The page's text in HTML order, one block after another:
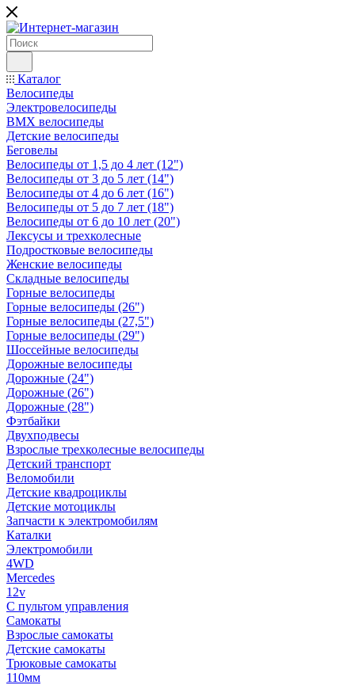
Каталог
Велосипеды
Электровелосипеды
BMX велосипеды
Детские велосипеды
Беговелы
Велосипеды от 1,5 до 4 лет (12")
Велосипеды от 3 до 5 лет (14")
Велосипеды от 4 до 6 лет (16")
Велосипеды от 5 до 7 лет (18")
Велосипеды от 6 до 10 лет (20")
Лексусы и трехколесные
Подростковые велосипеды
Женские велосипеды
Складные велосипеды
Горные велосипеды
Горные велосипеды (26")
Горные велосипеды (27,5")
Горные велосипеды (29")
Шоссейные велосипеды
Дорожные велосипеды
Дорожные (24")
Дорожные (26")
Дорожные (28")
Фэтбайки
Двухподвесы
Взрослые трехколесные велосипеды
Детский транспорт
Веломобили
Детские квадроциклы
Детские мотоциклы
Запчасти к электромобилям
Каталки
Электромобили
4WD
Mercedes
12v
С пультом управления
Самокаты
Взрослые самокаты
Детские самокаты
Трюковые самокаты
110мм